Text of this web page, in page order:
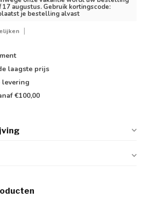
augustus. Gebruik kortingscode:
je bestelling alvast
laagste prijs
levering
€100,00